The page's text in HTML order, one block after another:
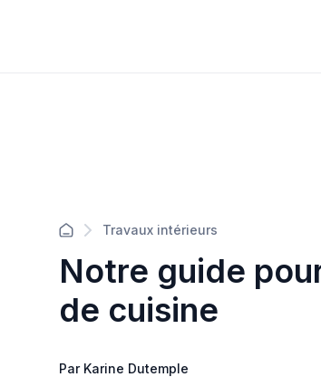
Travaux intérieurs
Notre guide
de cuisine
Par Karine Dutemple